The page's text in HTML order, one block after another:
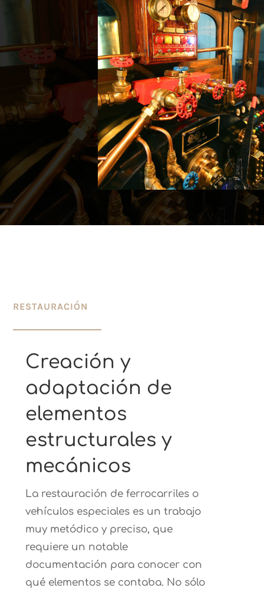
RESTAURACIÓN
Creación y
adaptación de
elementos
estructurales y
mecánicos
La restauración de ferrocarriles o
vehículos especiales es un trabajo
muy metódico y preciso, que
requiere un notable
documentación para conocer con
qué elementos se contaba. No sólo